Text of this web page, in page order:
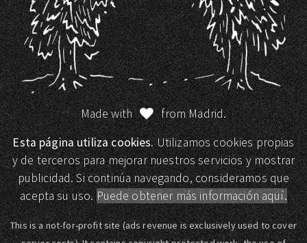
Made with
from Madrid.
Esta página utiliza cookies.Utilizamos cookies propias
y de terceros para mejorar nuestros servicios y mostrar
publicidad. Si continúa navegando, consideramos que
acepta su uso.Puede obtener más información aquí.
This is a not-for-profit site (ads revenue is exclusively used to cover